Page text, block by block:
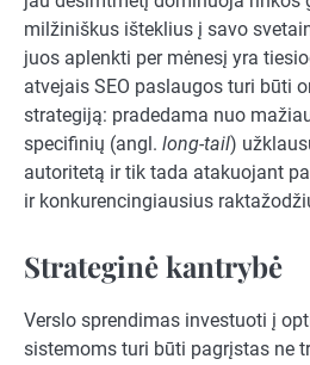
milžiniškus išteklius į savo
juos aplenkti per mėnesį yra
atvejais SEO paslaugos turi būti
strategiją: pradedama nuo
specifinių (angl. long-tail)
autoritetą ir tik tada atakuojant
ir konkurencingiausius
Strateginė kantrybė
Verslo sprendimas investuoti į
sistemoms turi būti pagrįstas ne